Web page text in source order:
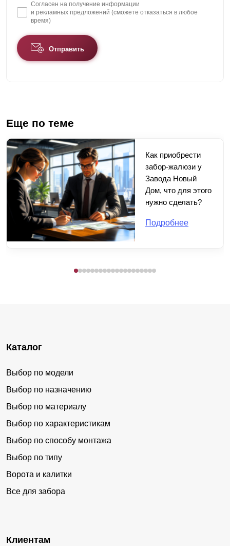
Согласен на получение информации
и рекламных предложений (сможете отказаться в любое
время)
Отправить
Еще по теме
Как приобрести
забор-жалюзи у
Завода Новый
Дом, что для этого
нужно сделать?
Подробнее
Каталог
Выбор по модели
Выбор по назначению
Выбор по материалу
Выбор по характеристикам
Выбор по способу монтажа
Выбор по типу
Ворота и калитки
Все для забора
Клиентам